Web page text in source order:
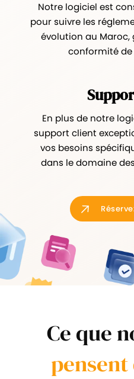
Notre logiciel est
pour suivre les
évolution au
conformité
En plus de notre
support client
vos besoins
dans le domaine
Ce que
pensent